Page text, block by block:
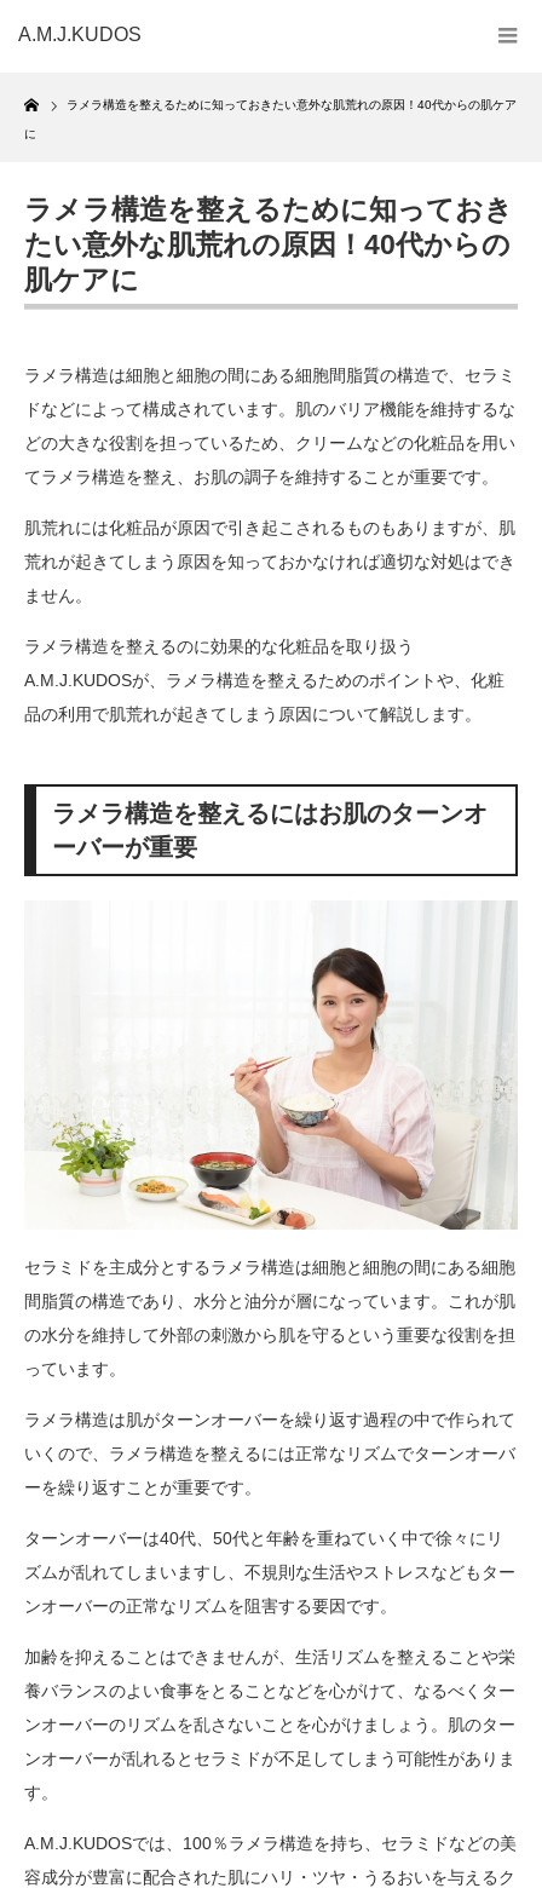
A.M.J.KUDOS
Home
ラメラ構造を整えるために知っておきたい意外な肌荒れの原因！40代からの肌ケア
に
ラメラ構造を整えるために知っておき
たい意外な肌荒れの原因！40代からの
肌ケアに
ラメラ構造は細胞と細胞の間にある細胞間脂質の構造で、セラミ
ドなどによって構成されています。肌のバリア機能を維持するな
どの大きな役割を担っているため、クリームなどの化粧品を用い
てラメラ構造を整え、お肌の調子を維持することが重要です。
肌荒れには化粧品が原因で引き起こされるものもありますが、肌
荒れが起きてしまう原因を知っておかなければ適切な対処はでき
ません。
ラメラ構造を整えるのに効果的な化粧品を取り扱う
A.M.J.KUDOSが、ラメラ構造を整えるためのポイントや、化粧
品の利用で肌荒れが起きてしまう原因について解説します。
ラメラ構造を整えるにはお肌のターンオ
ーバーが重要
セラミドを主成分とするラメラ構造は細胞と細胞の間にある細胞
間脂質の構造であり、水分と油分が層になっています。これが肌
の水分を維持して外部の刺激から肌を守るという重要な役割を担
っています。
ラメラ構造は肌がターンオーバーを繰り返す過程の中で作られて
いくので、ラメラ構造を整えるには正常なリズムでターンオーバ
ーを繰り返すことが重要です。
ターンオーバーは40代、50代と年齢を重ねていく中で徐々にリ
ズムが乱れてしまいますし、不規則な生活やストレスなどもター
ンオーバーの正常なリズムを阻害する要因です。
加齢を抑えることはできませんが、生活リズムを整えることや栄
養バランスのよい食事をとることなどを心がけて、なるべくター
ンオーバーのリズムを乱さないことを心がけましょう。肌のター
ンオーバーが乱れるとセラミドが不足してしまう可能性がありま
す。
A.M.J.KUDOSでは、100％ラメラ構造を持ち、セラミドなどの美
容成分が豊富に配合された肌にハリ・ツヤ・うるおいを与えるク